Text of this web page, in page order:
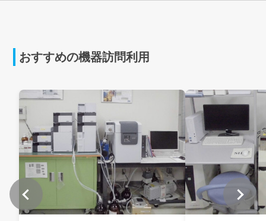
おすすめの機器訪問利用